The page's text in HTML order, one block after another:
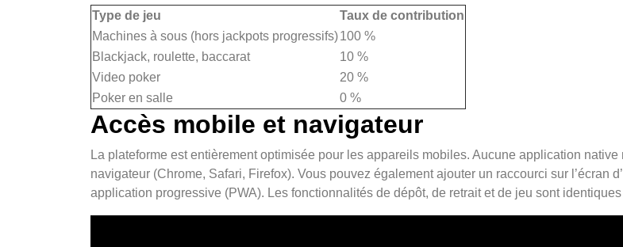
Type de jeu
Taux de contribution
Machines à sous (hors jackpots progressifs)100 %
Blackjack, roulette, baccarat
10 %
Video poker
20 %
Poker en salle
0 %
Accès mobile et navigateur
La plateforme est entièrement optimisée pour les appareils mobiles. Aucune application native
navigateur (Chrome, Safari, Firefox). Vous pouvez également ajouter un raccourci sur l’écran
application progressive (PWA). Les fonctionnalités de dépôt, de retrait et de jeu sont